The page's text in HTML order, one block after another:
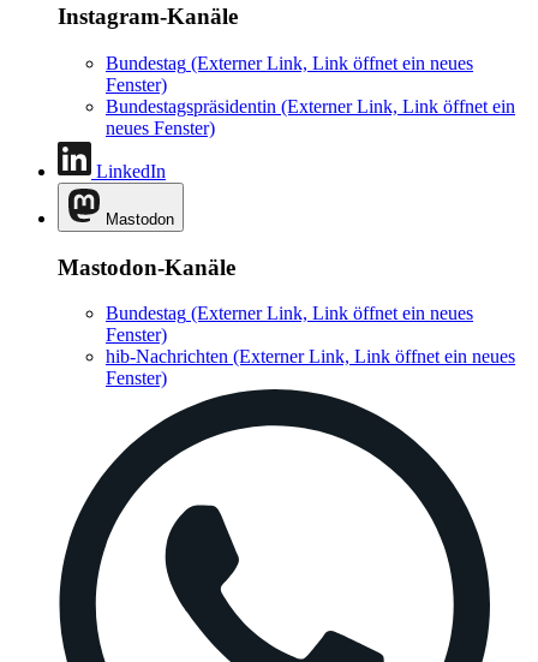
Instagram-Kanäle
Bundestag (Externer Link, Link öffnet ein neues
Fenster)
Bundestagspräsidentin (Externer Link, Link öffnet ein
neues Fenster)
LinkedIn
Mastodon
Mastodon-Kanäle
Bundestag (Externer Link, Link öffnet ein neues
Fenster)
hib-Nachrichten (Externer Link, Link öffnet ein neues
Fenster)